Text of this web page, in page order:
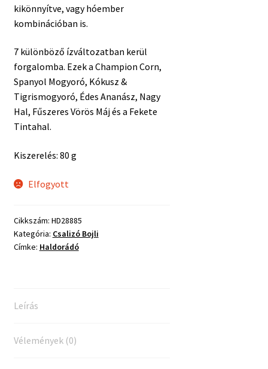
kikönnyítve, vagy hóember
kombinációban is.
7 különböző ízváltozatban kerül
forgalomba. Ezek a Champion Corn,
Spanyol Mogyoró, Kókusz &
Tigrismogyoró, Édes Ananász, Nagy
Hal, Fűszeres Vörös Máj és a Fekete
Tintahal.
Kiszerelés: 80 g
Elfogyott
Cikkszám: HD28885
Kategória: Csalizó Bojli
Címke: Haldorádó
Leírás
Vélemények (0)